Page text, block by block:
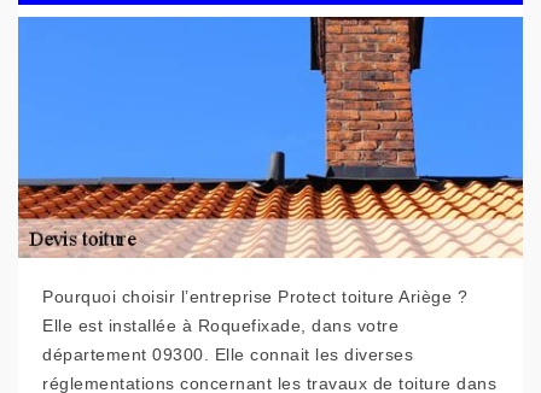
Pourquoi choisir l’entreprise Protect toiture Ariège ?
Elle est installée à Roquefixade, dans votre
département 09300. Elle connait les diverses
réglementations concernant les travaux de toiture dans